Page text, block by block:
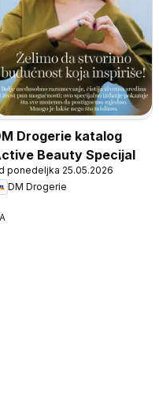
Drogerie katalog
Beauty Specijal
ponedeljka 25.05.2026
DM Drogerie